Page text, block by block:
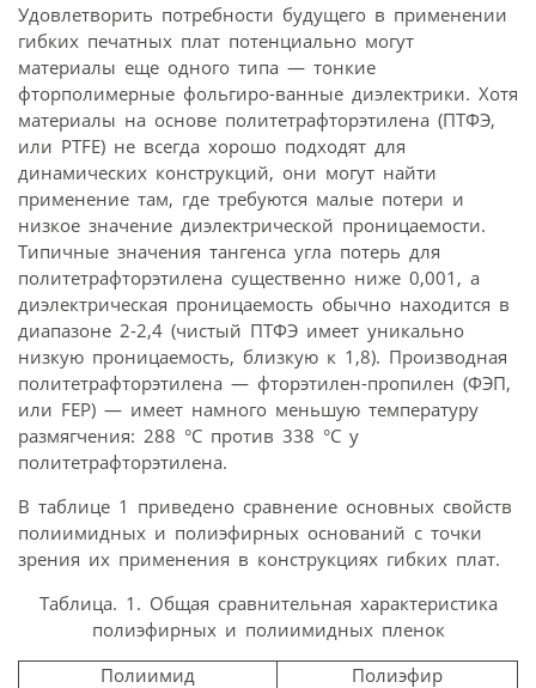
Удовлетворить потребности будущего в применении
гибких печатных плат потенциально могут
материалы еще одного типа — тонкие
фторполимерные фольгиро-ванные диэлектрики. Хотя
материалы на основе политетрафторэтилена (ПТФЭ,
или PTFE) не всегда хорошо подходят для
динамических конструкций, они могут найти
применение там, где требуются малые потери и
низкое значение диэлектрической проницаемости.
Типичные значения тангенса угла потерь для
политетрафторэтилена существенно ниже 0,001, а
диэлектрическая проницаемость обычно находится в
диапазоне 2-2,4 (чистый ПТФЭ имеет уникально
низкую проницаемость, близкую к 1,8). Производная
политетрафторэтилена — фторэтилен-пропилен (ФЭП,
или FEP) — имеет намного меньшую температуру
размягчения: 288 °C против 338 °C у
политетрафторэтилена.
В таблице 1 приведено сравнение основных свойств
полиимидных и полиэфирных оснований с точки
зрения их применения в конструкциях гибких плат.
Таблица. 1. Общая сравнительная характеристика
полиэфирных и полиимидных пленок
Полиимид
Полиэфир